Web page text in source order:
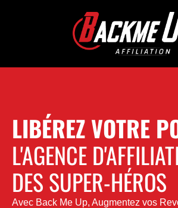
LIBÉREZ VOTRE
L'AGENCE
DES SUPER-HÉROS
Avec Back Me Up, Augmentez vos